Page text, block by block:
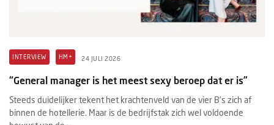
INTERVIEW HM+ 24 JULI 2026
“General manager is het meest sexy beroep dat er is”
Steeds duidelijker tekent het krachtenveld van de vier B’s zich af
binnen de hotellerie. Maar is de bedrijfstak zich wel voldoende